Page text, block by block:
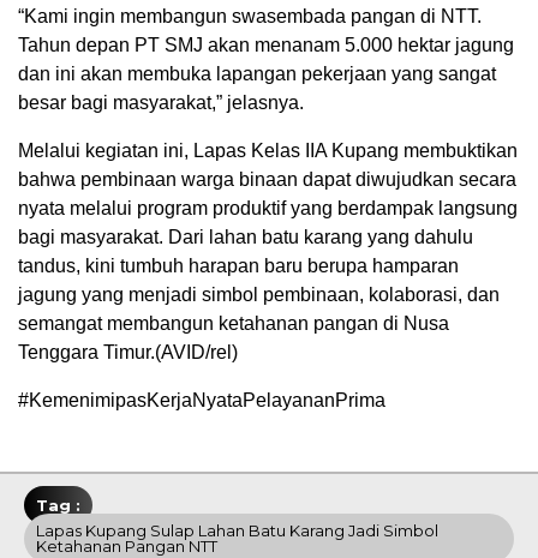
“Kami ingin membangun swasembada pangan di NTT.
Tahun depan PT SMJ akan menanam 5.000 hektar jagung
dan ini akan membuka lapangan pekerjaan yang sangat
besar bagi masyarakat,” jelasnya.
Melalui kegiatan ini, Lapas Kelas IIA Kupang membuktikan
bahwa pembinaan warga binaan dapat diwujudkan secara
nyata melalui program produktif yang berdampak langsung
bagi masyarakat. Dari lahan batu karang yang dahulu
tandus, kini tumbuh harapan baru berupa hamparan
jagung yang menjadi simbol pembinaan, kolaborasi, dan
semangat membangun ketahanan pangan di Nusa
Tenggara Timur.(AVID/rel)
#KemenimipasKerjaNyataPelayananPrima
Tag :
Lapas Kupang Sulap Lahan Batu Karang Jadi Simbol
Ketahanan Pangan NTT